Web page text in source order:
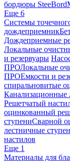
бордюры SteeBord
Еще 6
Системы
дождеприемник
Дождеприемные
Локальные
и резервуары
ПРОЛокальные
ПРОЕмкости и
спиральновитые
Канализационные
Решетчатый
оцинкованный
ступениСварной
лестничные
настилов
Еще 1
Материалы для